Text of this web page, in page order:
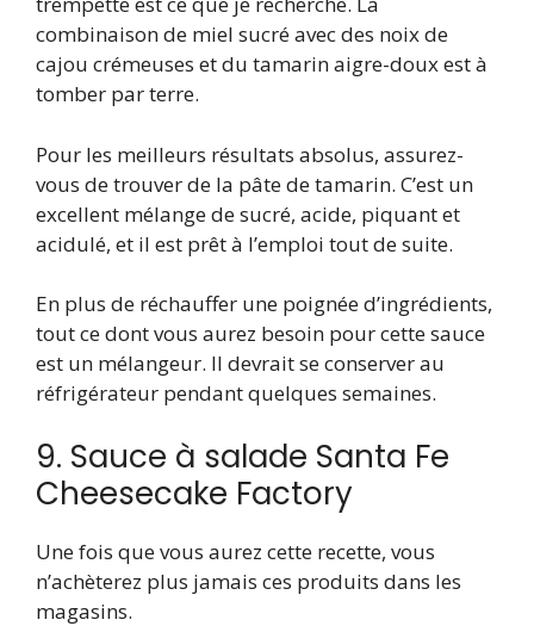
combinaison de miel sucré avec des noix de
cajou crémeuses et du tamarin aigre-doux est à
tomber par terre.
Pour les meilleurs résultats absolus, assurez-
vous de trouver de la pâte de tamarin. C’est un
excellent mélange de sucré, acide, piquant et
acidulé, et il est prêt à l’emploi tout de suite.
En plus de réchauffer une poignée d’ingrédients,
tout ce dont vous aurez besoin pour cette sauce
est un mélangeur. Il devrait se conserver au
réfrigérateur pendant quelques semaines.
9. Sauce à salade Santa Fe
Cheesecake Factory
Une fois que vous aurez cette recette, vous
n’achèterez plus jamais ces produits dans les
magasins.